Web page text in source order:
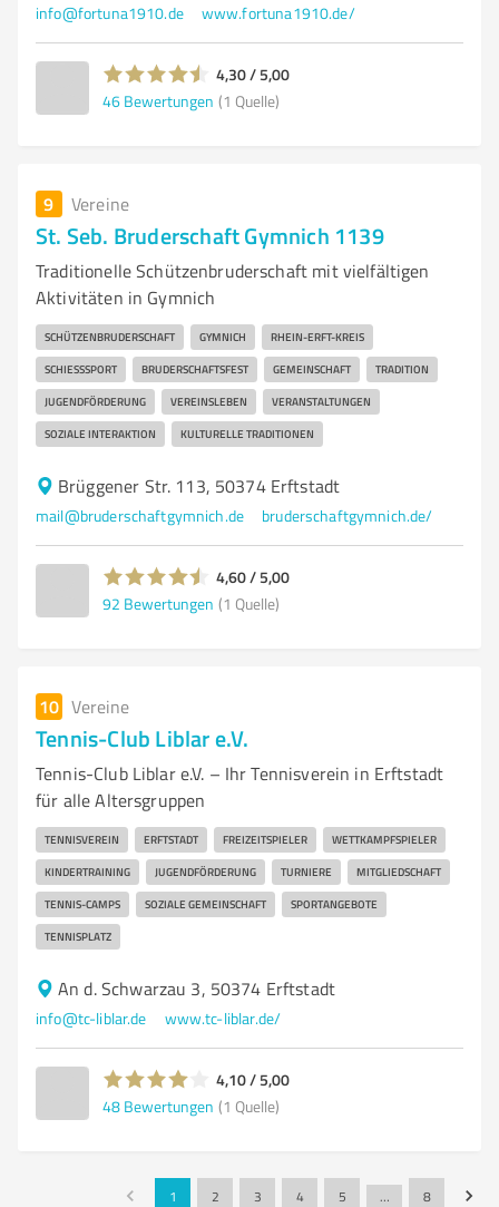
info@fortuna1910.de www.fortuna1910.de/
4,30 / 5,00
46 Bewertungen (1 Quelle)
9 Vereine
St. Seb. Bruderschaft Gymnich 1139
Traditionelle Schützenbruderschaft mit vielfältigen
Aktivitäten in Gymnich
SCHÜTZENBRUDERSCHAFT GYMNICH RHEIN-ERFT-KREIS
SCHIESSSPORT BRUDERSCHAFTSFEST GEMEINSCHAFT TRADITION
JUGENDFÖRDERUNG VEREINSLEBEN VERANSTALTUNGEN
SOZIALE INTERAKTION KULTURELLE TRADITIONEN
Brüggener Str. 113, 50374 Erftstadt
mail@bruderschaftgymnich.de bruderschaftgymnich.de/
4,60 / 5,00
92 Bewertungen (1 Quelle)
10 Vereine
Tennis-Club Liblar e.V.
Tennis-Club Liblar e.V. – Ihr Tennisverein in Erftstadt
für alle Altersgruppen
TENNISVEREIN ERFTSTADT FREIZEITSPIELER WETTKAMPFSPIELER
KINDERTRAINING JUGENDFÖRDERUNG TURNIERE MITGLIEDSCHAFT
TENNIS-CAMPS SOZIALE GEMEINSCHAFT SPORTANGEBOTE
TENNISPLATZ
An d. Schwarzau 3, 50374 Erftstadt
info@tc-liblar.de www.tc-liblar.de/
4,10 / 5,00
48 Bewertungen (1 Quelle)
1 2 3 4 5 … 8